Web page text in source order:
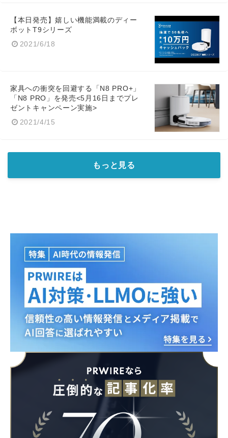
【本日発売】嬉しい機能満載のディー
ボットT9シリーズ
2021/6/18
家具への衝突を回避する「N8 PRO+」
「N8 PRO」を発売<5月16日までプレ
ゼントキャンペーン実施>
2021/4/15
もっと見る